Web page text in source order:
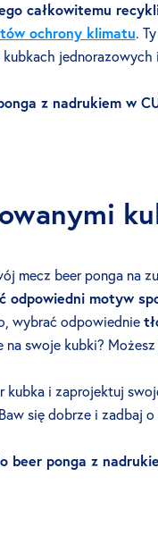
całkowitemu
ochrony klimatu.
z nadrukiem w
mecz beer ponga
odpowiedni motyw
wybrać odpowiednie
swoje kubki?
i zaprojektuj
się dobrze i zadbaj
beer ponga z